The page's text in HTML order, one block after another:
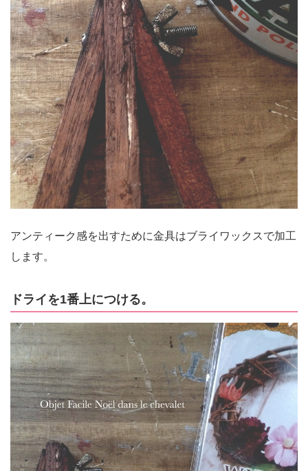
アンティーク感を出すために金具はブライワックスで加工
します。
ドライを1番上につける。